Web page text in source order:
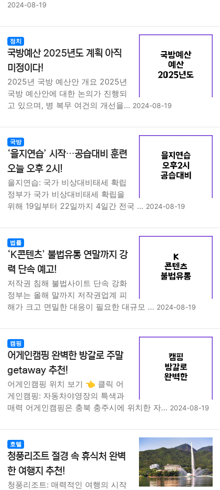
2024-08-19
정치
국방예산 2025년도 계획 아직
미정이다!
2025년 국방 예산안 개요 2025년
국방 예산안에 대한 논의가 진행되
고 있으며, 병 복무 여건의 개선을… 2024-08-19
국방
‘을지연습’ 시작…공습대비 훈련
오늘 오후 2시!
을지연습: 국가 비상대비태세 확립
정부가 국가 비상대비태세 확립을
위해 19일부터 22일까지 4일간 전국 … 2024-08-19
법률
‘K콘텐츠’ 불법유통 연말까지 강
력 단속 예고!
저작권 침해 불법사이트 단속 강화
정부는 올해 말까지 저작권업계 피
해가 크고 면밀한 대응이 필요한 대규모 … 2024-08-19
캠핑
어게인캠핑 완벽한 방갈로 주말
getaway 추천!
어게인캠핑 위치 보기 👈 클릭 어
게인캠핑: 자동차야영장의 특색과
매력 어게인캠핑은 충북 충주시에 위치한 자… 2024-08-19
호텔
청풍리조트 절경 속 휴식처 완벽
한 여행지 추천!
청풍리조트: 매력적인 여행의 시작